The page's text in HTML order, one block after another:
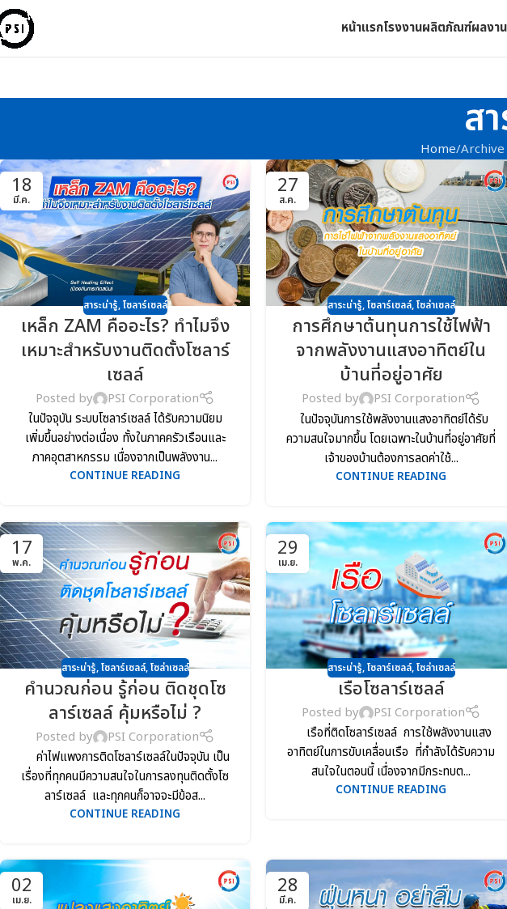
หน้าแรกโรงงานผลิตภัณฑ์ผลงา
ส
Home Archive
18
มี.ค.
สาระน่ารู้,โซลาร์เซลล์
เหล็ก ZAM คืออะไร? ทำไมจึง
เหมาะสำหรับงานติดตั้งโซลาร์
เซลล์
Posted by
PSI Corporation
ในปัจจุบัน ระบบโซลาร์เซลล์ ได้รับความนิยม
เพิ่มขึ้นอย่างต่อเนื่อง ทั้งในภาคครัวเรือนและ
ภาคอุตสาหกรรม เนื่องจากเป็นพลังงาน...
CONTINUE READING
27
ส.ค.
สาระน่ารู้,โซลาร์เซลล์,โซล่าเซลล์
การศึกษาต้นทุนการใช้ไฟฟ้า
จากพลังงานแสงอาทิตย์ใน
บ้านที่อยู่อาศัย
Posted by
PSI Corporation
ในปัจจุบันการใช้พลังงานแสงอาทิตย์ได้รับ
ความสนใจมากขึ้น โดยเฉพาะในบ้านที่อยู่อาศัยที่
เจ้าของบ้านต้องการลดค่าใช้...
CONTINUE READING
17
พ.ค.
สาระน่ารู้,โซลาร์เซลล์,โซล่าเซลล์
คำนวณก่อน รู้ก่อน ติดชุดโซ
ลาร์เซลล์ คุ้มหรือไม่ ?
Posted by
PSI Corporation
ค่าไฟแพงการติดโซลาร์เซลล์ในปัจจุบัน เป็น
เรื่องที่ทุกคนมีความสนใจในการลงทุนติดตั้งโซ
ลาร์เซลล์ และทุกคนก็อาจจะมีข้อส...
CONTINUE READING
29
เม.ย.
สาระน่ารู้,โซลาร์เซลล์,โซล่าเซลล์
เรือโซลาร์เซลล์
Posted by
PSI Corporation
เรือที่ติดโซลาร์เซลล์ การใช้พลังงานแสง
อาทิตย์ในการขับเคลื่อนเรือ ที่กำลังได้รับความ
สนใจในตอนนี้ เนื่องจากมีกระทบต...
CONTINUE READING
02
เม.ย.
28
มี.ค.